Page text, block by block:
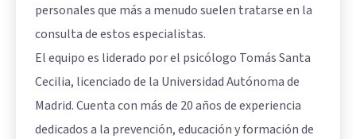
personales que más a menudo suelen tratarse en la
consulta de estos especialistas.
El equipo es liderado por el psicólogo Tomás Santa
Cecilia, licenciado de la Universidad Autónoma de
Madrid. Cuenta con más de 20 años de experiencia
dedicados a la prevención, educación y formación de